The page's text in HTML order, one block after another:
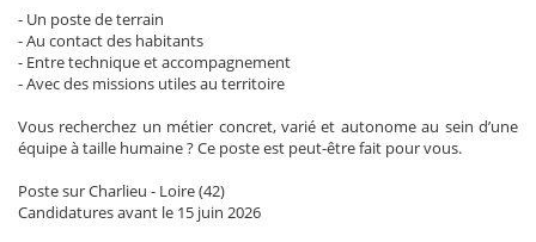
- Un poste de terrain
- Au contact des habitants
- Entre technique et accompagnement
- Avec des missions utiles au territoire
Vous recherchez un métier concret, varié et autonome au sein d’une
équipe à taille humaine ? Ce poste est peut-être fait pour vous.
Poste sur Charlieu - Loire (42)
Candidatures avant le 15 juin 2026